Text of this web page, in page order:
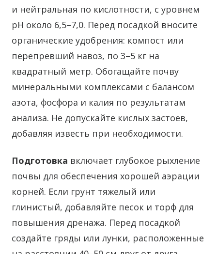
и нейтральная по кислотности, с уровнем
pH около 6,5–7,0. Перед посадкой вносите
органические удобрения: компост или
перепревший навоз, по 3–5 кг на
квадратный метр. Обогащайте почву
минеральными комплексами с балансом
азота, фосфора и калия по результатам
анализа. Не допускайте кислых застоев,
добавляя известь при необходимости.
Подготовка включает глубокое рыхление
почвы для обеспечения хорошей аэрации
корней. Если грунт тяжелый или
глинистый, добавляйте песок и торф для
повышения дренажа. Перед посадкой
создайте гряды или лунки, расположенные